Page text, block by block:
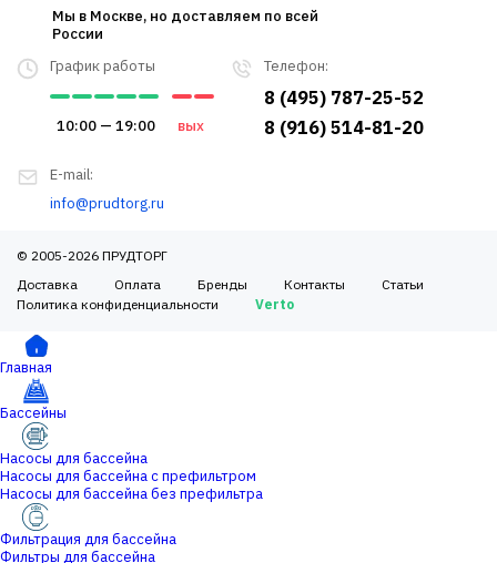
Телефон:
8 (495) 787-25-52
8 (916) 514-81-20
График работы
10:00 — 19:00 вых
E-mail:
info@prudtorg.ru
Мы в Москве, но доставляем по всей
России
© 2005-2026 ПРУДТОРГ
Доставка
Оплата Бренды Контакты
Статьи
Политика конфиденциальности
Verto
Главная
Бассейны
Насосы для бассейна
Насосы для бассейна с префильтром
Насосы для бассейна без префильтра
Фильтрация для бассейна
Фильтры для бассейна